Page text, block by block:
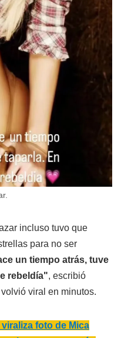
incluso tuvo que
para no ser
un tiempo atrás, tuve
rebeldía", escribió
viral en minutos.
viraliza foto de Mica